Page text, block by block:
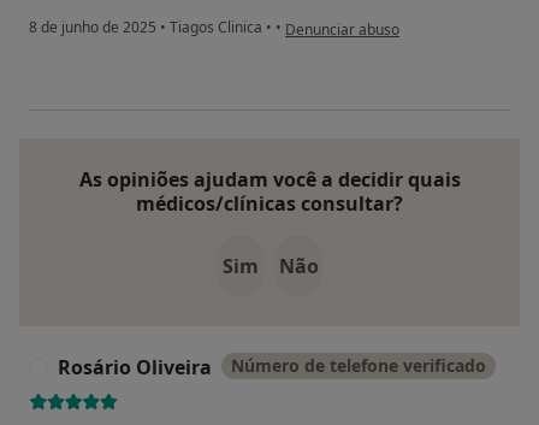
8 de junho de 2025 • Tiagos Clinica • • na opinião do utilizador M. P.
Denunciar abuso
As opiniões ajudam você a decidir quais
médicos/clínicas consultar?
Sim Não
Rosário Oliveira Número de telefone verificado